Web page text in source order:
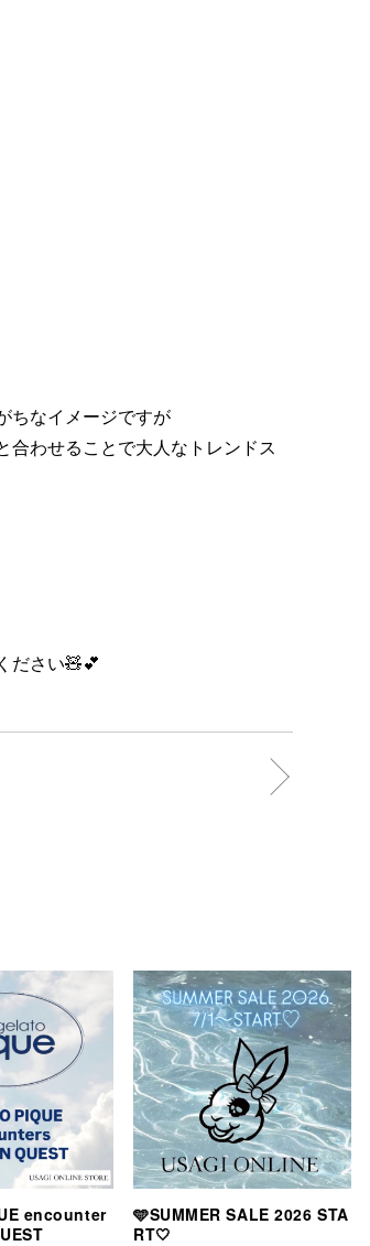
ちなイメージですが
合わせることで大人なトレンドス
ださい🧸💕
encounter
🩵SUMMER SALE 2026 STA
RT🤍